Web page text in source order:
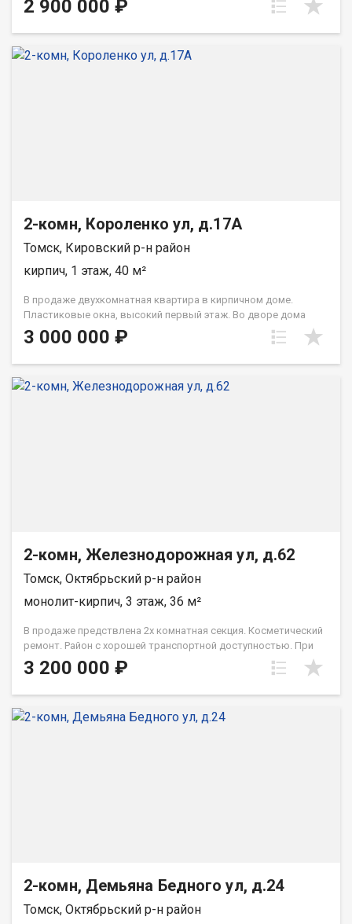
комната, с.у совмещенный. -В шаговой доступности
сделку, подходит любая форма оплаты. -Звоните прямо
2 900 000 ₽
2-комн, Короленко ул, д.17А
Томск, Кировский р-н район
кирпич, 1 этаж, 40 м²
В продаже двухкомнатная квартира в кирпичном доме.
Пластиковые окна, высокий первый этаж. Во дворе дома
детская площадка, свое ТСЖ. в шаговой доступности школа,
детский сад, сетевые магазины. звоните При звонке,
3 000 000 ₽
2-комн, Железнодорожная ул, д.62
Томск, Октябрьский р-н район
монолит-кирпич, 3 этаж, 36 м²
В продаже предствлена 2х комнатная секция. Косметический
ремонт. Район с хорошей транспортной доступностью. При
звонке, пожалуйста, сообщите номер варианта -
JV002070109314
3 200 000 ₽
2-комн, Демьяна Бедного ул, д.24
Томск, Октябрьский р-н район